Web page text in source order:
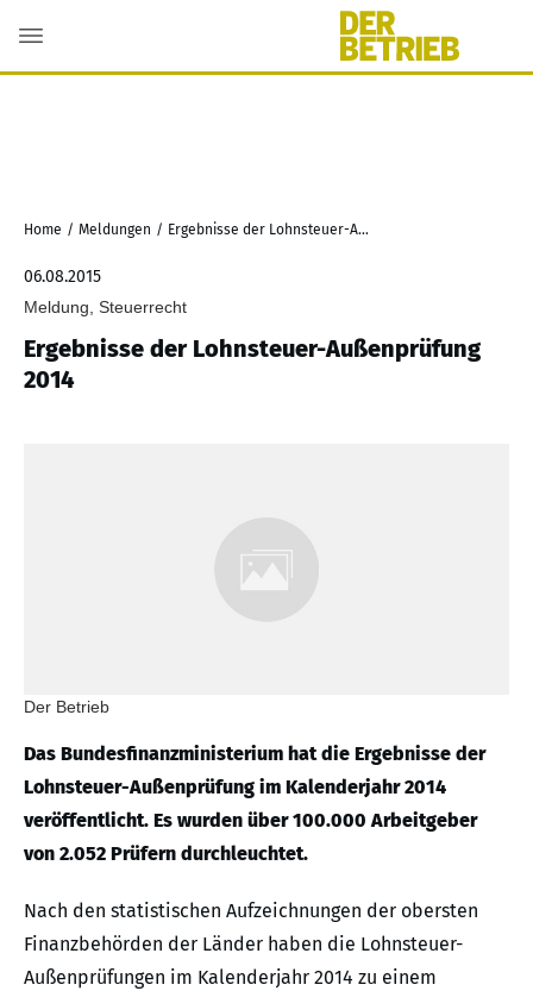
Home / Meldungen / Ergebnisse der Lohnsteuer-Außenprüfung 2014
06.08.2015
Meldung, Steuerrecht
Ergebnisse der Lohnsteuer-Außenprüfung
2014
Der Betrieb
Das Bundesfinanzministerium hat die Ergebnisse der
Lohnsteuer-Außenprüfung im Kalenderjahr 2014
veröffentlicht. Es wurden über 100.000 Arbeitgeber
von 2.052 Prüfern durchleuchtet.
Nach den statistischen Aufzeichnungen der obersten
Finanzbehörden der Länder haben die Lohnsteuer-
Außenprüfungen im Kalenderjahr 2014 zu einem